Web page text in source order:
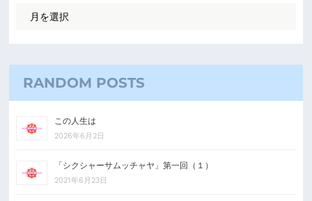
RANDOM POSTS
この人生は
2026年6月2日
「シクシャーサムッチャヤ」第一回（１）
2021年6月23日